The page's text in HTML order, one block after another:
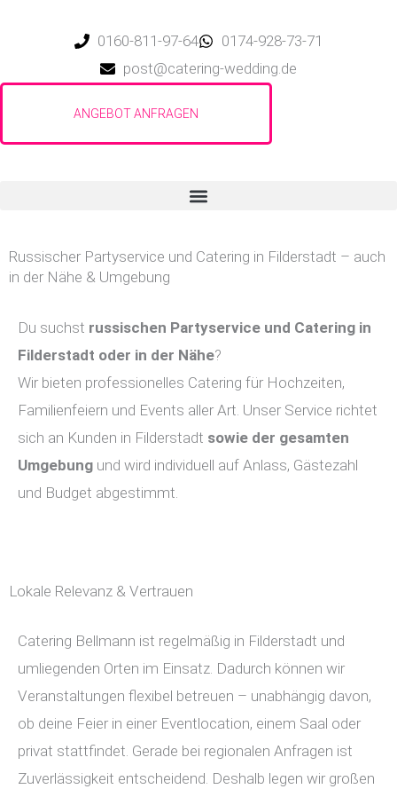
0160-811-97-64
0174-928-73-71
post@catering-wedding.de
Russischer Partyservice und Catering in Filderstadt – auch
in der Nähe & Umgebung
Du suchst russischen Partyservice und Catering in
Filderstadt oder in der Nähe?
Wir bieten professionelles Catering für Hochzeiten,
Familienfeiern und Events aller Art. Unser Service richtet
sich an Kunden in Filderstadt sowie der gesamten
Umgebung und wird individuell auf Anlass, Gästezahl
und Budget abgestimmt.
Lokale Relevanz & Vertrauen
Catering Bellmann ist regelmäßig in Filderstadt und
umliegenden Orten im Einsatz. Dadurch können wir
Veranstaltungen flexibel betreuen – unabhängig davon,
ob deine Feier in einer Eventlocation, einem Saal oder
privat stattfindet. Gerade bei regionalen Anfragen ist
Zuverlässigkeit entscheidend. Deshalb legen wir großen